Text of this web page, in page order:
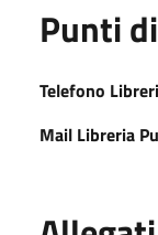
Punti
Telefono
Mail Libreria